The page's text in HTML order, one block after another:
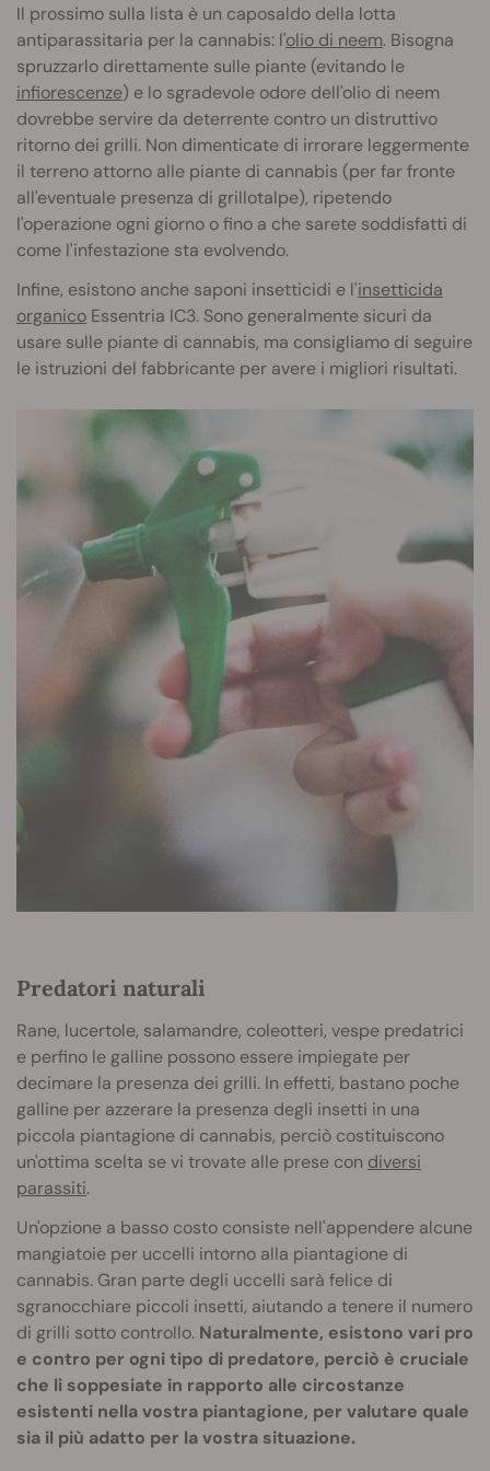
Il prossimo sulla lista è un caposaldo della lotta
antiparassitaria per la cannabis: l'olio di neem. Bisogna
spruzzarlo direttamente sulle piante (evitando le
infiorescenze) e lo sgradevole odore dell'olio di neem
dovrebbe servire da deterrente contro un distruttivo
ritorno dei grilli. Non dimenticate di irrorare leggermente
il terreno attorno alle piante di cannabis (per far fronte
all'eventuale presenza di grillotalpe), ripetendo
l'operazione ogni giorno o fino a che sarete soddisfatti di
come l'infestazione sta evolvendo.
Infine, esistono anche saponi insetticidi e l'insetticida
organico Essentria IC3. Sono generalmente sicuri da
usare sulle piante di cannabis, ma consigliamo di seguire
le istruzioni del fabbricante per avere i migliori risultati.
Predatori naturali
Rane, lucertole, salamandre, coleotteri, vespe predatrici
e perfino le galline possono essere impiegate per
decimare la presenza dei grilli. In effetti, bastano poche
galline per azzerare la presenza degli insetti in una
piccola piantagione di cannabis, perciò costituiscono
un'ottima scelta se vi trovate alle prese con diversi
parassiti.
Un'opzione a basso costo consiste nell'appendere alcune
mangiatoie per uccelli intorno alla piantagione di
cannabis. Gran parte degli uccelli sarà felice di
sgranocchiare piccoli insetti, aiutando a tenere il numero
di grilli sotto controllo. Naturalmente, esistono vari pro
e contro per ogni tipo di predatore, perciò è cruciale
che li soppesiate in rapporto alle circostanze
esistenti nella vostra piantagione, per valutare quale
sia il più adatto per la vostra situazione.